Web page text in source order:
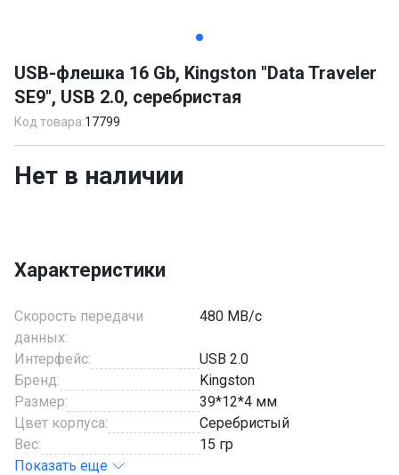
of
3
USB-флешка 16 Gb, Kingston "Data Traveler
SE9", USB 2.0, серебристая
Код товара:17799
Нет в наличии
Характеристики
Скорость передачи
данных:
480 MB/с
Интерфейс:
USB 2.0
Бренд:
Kingston
Размер:
39*12*4 мм
Цвет корпуса:
Серебристый
Вес:
15 гр
Показать еще